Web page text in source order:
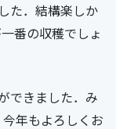
た．結構楽しか
番の収穫でしょ
できました．み
年もよろしくお